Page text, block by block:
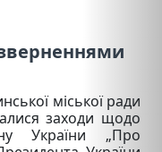
міської ради
заходи щодо
України „Про